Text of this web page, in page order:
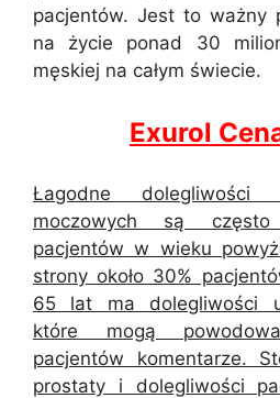
pacjentów. Jest to ważny
na życie ponad 30
męskiej na całym świecie.
Exurol
Łagodne
moczowych są
pacjentów w wieku
strony około 30%
65 lat ma dolegliwości
które mogą
pacjentów komentarze.
prostaty i dolegliwości